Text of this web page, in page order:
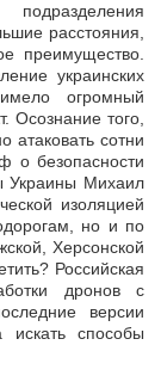
расстояния,
преимущество.
украинских
огромный
Осознание того,
атаковать сотни
о безопасности
Украины Михаил
изоляцией
но и по
Херсонской
Российская
дронов с
версии
способы